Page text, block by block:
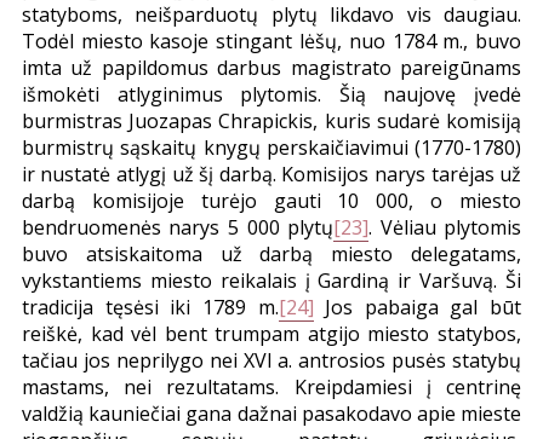
statyboms, neišparduotų plytų likdavo vis daugiau.
Todėl miesto kasoje stingant lėšų, nuo 1784 m., buvo
imta už papildomus darbus magistrato pareigūnams
išmokėti atlyginimus plytomis. Šią naujovę įvedė
burmistras Juozapas Chrapickis, kuris sudarė komisiją
burmistrų sąskaitų knygų perskaičiavimui (1770-1780)
ir nustatė atlygį už šį darbą. Komisijos narys tarėjas už
darbą komisijoje turėjo gauti 10 000, o miesto
bendruomenės narys 5 000 plytų[23]. Vėliau plytomis
buvo atsiskaitoma už darbą miesto delegatams,
vykstantiems miesto reikalais į Gardiną ir Varšuvą. Ši
tradicija tęsėsi iki 1789 m.[24] Jos pabaiga gal būt
reiškė, kad vėl bent trumpam atgijo miesto statybos,
tačiau jos neprilygo nei XVI a. antrosios pusės statybų
mastams, nei rezultatams. Kreipdamiesi į centrinę
valdžią kauniečiai gana dažnai pasakodavo apie mieste